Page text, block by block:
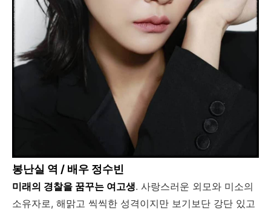
봉난실 역 / 배우 정수빈
미래의 경찰을 꿈꾸는 여고생. 사랑스러운 외모와 미소의
소유자로, 해맑고 씩씩한 성격이지만 보기보단 강단 있고